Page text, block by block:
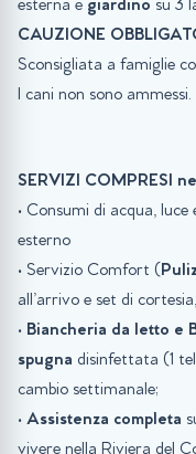
esterna e giardino su 3
CAUZIONE
Sconsigliata a famiglie
I cani non sono ammessi.
SERVIZI COMPRESI
• Consumi di acqua, luce
esterno
• Servizio Comfort (
all’arrivo e set di
• Biancheria da letto e
spugna disinfettata (1
cambio settimanale;
• Assistenza completa